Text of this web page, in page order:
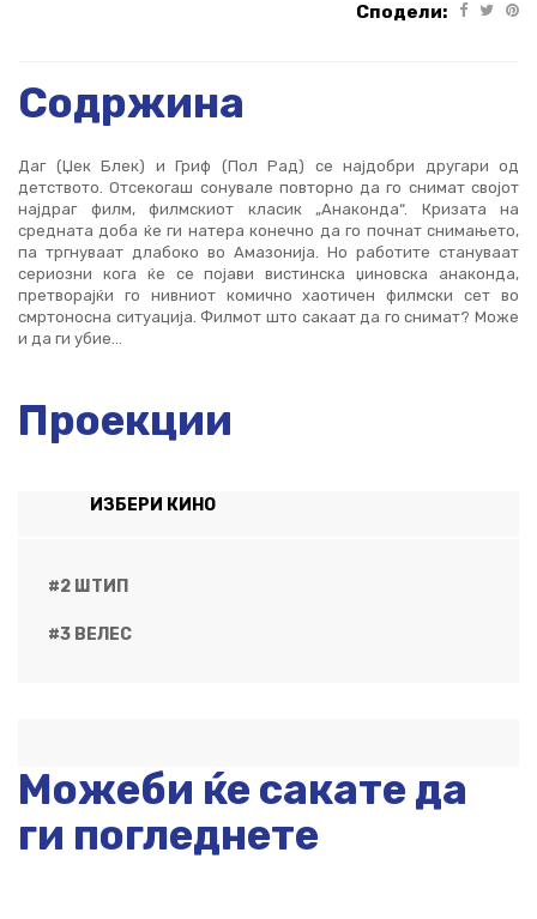
Сподели:
Содржина
Даг (Џек Блек) и Гриф (Пол Рад) се најдобри другари од
детството. Отсекогаш сонувале повторно да го снимат својот
најдраг филм, филмскиот класик „Анаконда“. Кризата на
средната доба ќе ги натера конечно да го почнат снимањето,
па тргнуваат длабоко во Амазонија. Но работите стануваат
сериозни кога ќе се појави вистинска џиновска анаконда,
претворајќи го нивниот комично хаотичен филмски сет во
смртоносна ситуација. Филмот што сакаат да го снимат? Може
и да ги убие…
Проекции
ИЗБЕРИ КИНО
#2 ШТИП
#3 ВЕЛЕС
Можеби ќе сакате да
ги погледнете